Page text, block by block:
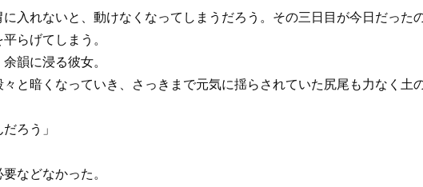
入れないと、動けなくなってしまうだろう。その三日目が今日だった
らげてしまう。
韻に浸る彼女。
と暗くなっていき、さっきまで元気に揺らされていた尻尾も力なく土
ろう」
などなかった。